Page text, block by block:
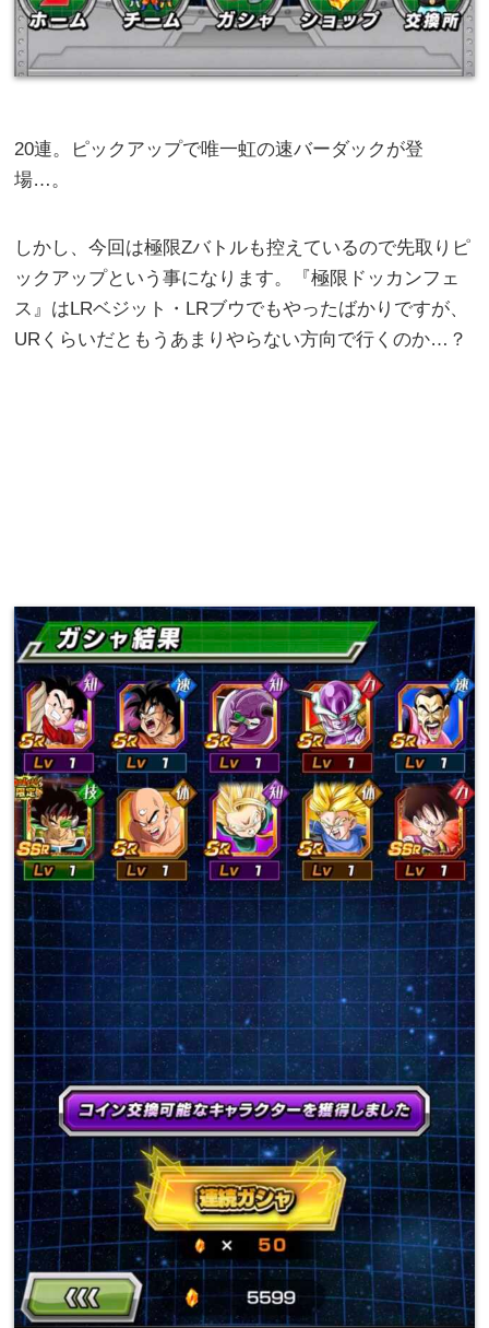
20連。ピックアップで唯一虹の速バーダックが登
場…。
しかし、今回は極限Zバトルも控えているので先取りピ
ックアップという事になります。『極限ドッカンフェ
ス』はLRベジット・LRブウでもやったばかりですが、
URくらいだともうあまりやらない方向で行くのか…？